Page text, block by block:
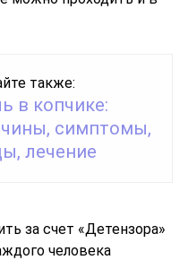
также:
в копчике:
симптомы,
лечение
за счет «Детензора»
человека